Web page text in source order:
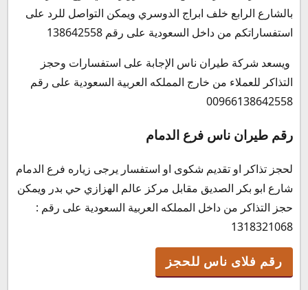
بالشارع الرابع خلف ابراج الدوسري ويمكن التواصل للرد على
استفساراتكم من داخل السعودية على رقم 138642558
ويسعد شركة طيران ناس الإجابة على استفسارات وحجز
التذاكر للعملاء من خارج المملكه العربية السعودية على رقم
00966138642558
رقم طيران ناس فرع الدمام
لحجز تذاكر او تقديم شكوى او استفسار يرجى زياره فرع الدمام
شارع ابو بكر الصديق مقابل مركز عالم الهزازي حي بدر ويمكن
حجز التذاكر من داخل المملكه العربية السعودية على رقم :
1318321068
رقم فلاى ناس للحجز